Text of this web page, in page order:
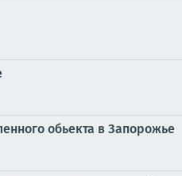
обьекта в Запорожье